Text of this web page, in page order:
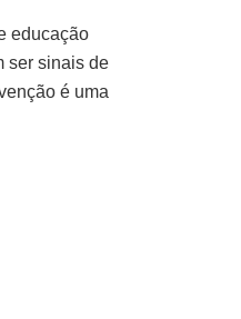
educação
ser sinais de
é uma